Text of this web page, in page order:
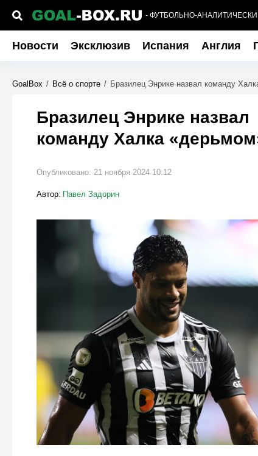
- ФУТБОЛЬНО-
Новости Эксклюзив Испания Англия
GoalBox / Всё о спорте / Бразилец Энрике назвал команду
Бразилец Энрике назвал
команду Халка
Опубликовано: 21 ноября 2024 10:12
Автор: Павел Задорин
Legion-Media